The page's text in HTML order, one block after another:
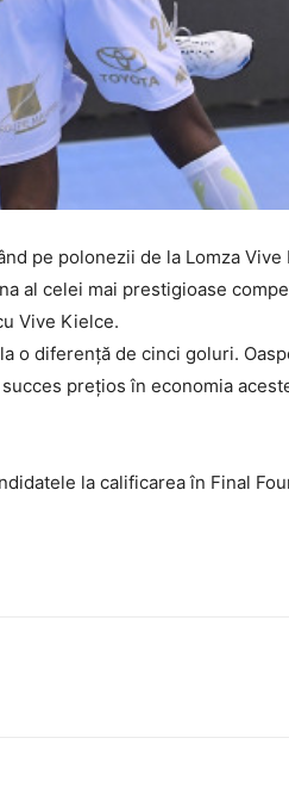
pe polonezii de la Lomza
al celei mai prestigioase
Vive Kielce.
o diferență de cinci goluri.
prețios în economia
la calificarea în Final